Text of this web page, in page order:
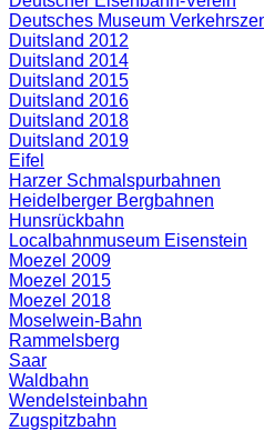
Deutsches Museum
Duitsland 2012
Duitsland 2014
Duitsland 2015
Duitsland 2016
Duitsland 2018
Duitsland 2019
Eifel
Harzer Schmalspurbahnen
Heidelberger Bergbahnen
Hunsrückbahn
Localbahnmuseum Eisenstein
Moezel 2009
Moezel 2015
Moezel 2018
Moselwein-Bahn
Rammelsberg
Saar
Waldbahn
Wendelsteinbahn
Zugspitzbahn